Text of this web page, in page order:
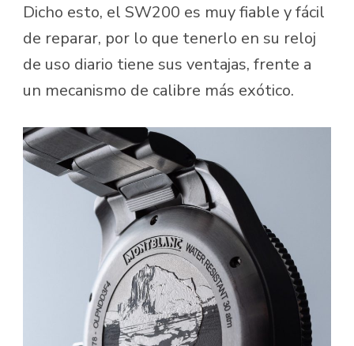
Dicho esto, el SW200 es muy fiable y fácil
de reparar, por lo que tenerlo en su reloj
de uso diario tiene sus ventajas, frente a
un mecanismo de calibre más exótico.